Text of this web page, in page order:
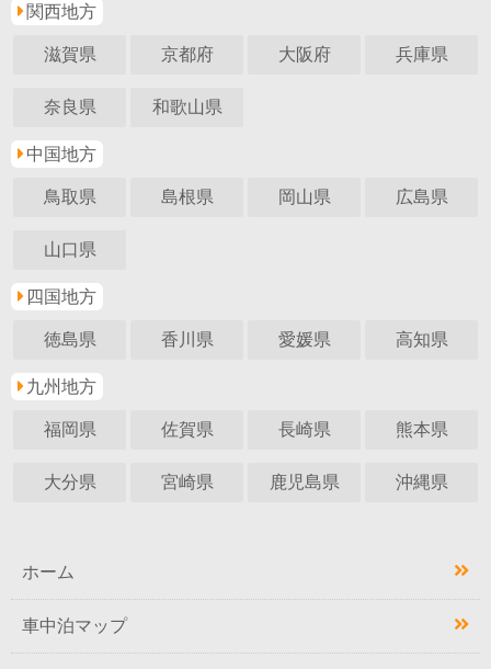
関西地方
滋賀県 京都府 大阪府 兵庫県
奈良県 和歌山県
中国地方
鳥取県 島根県 岡山県 広島県
山口県
四国地方
徳島県 香川県 愛媛県 高知県
九州地方
福岡県 佐賀県 長崎県 熊本県
大分県 宮崎県 鹿児島県 沖縄県
ホーム
車中泊マップ